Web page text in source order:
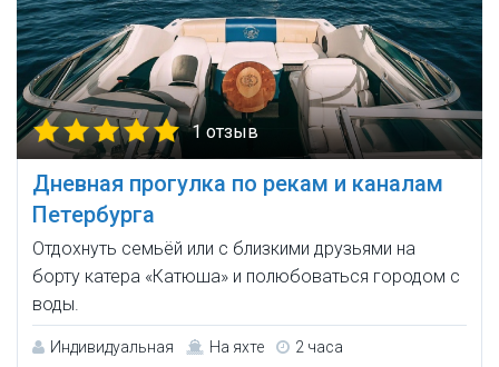
1 отзыв
Дневная прогулка по рекам и каналам
Петербурга
Отдохнуть семьёй или с близкими друзьями на
борту катера «Катюша» и полюбоваться городом с
воды.
Индивидуальная На яхте 2 часа